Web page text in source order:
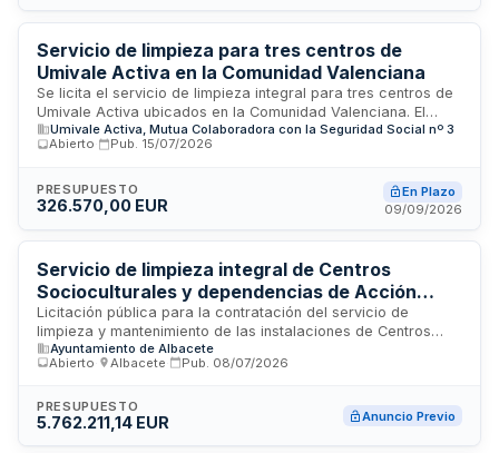
las dependencias municipales mediante un servicio
profesionalizado y de calidad.
Servicio de limpieza para tres centros de
Umivale Activa en la Comunidad Valenciana
Se licita el servicio de limpieza integral para tres centros de
Umivale Activa ubicados en la Comunidad Valenciana. El
servicio incluye limpieza ordinaria y desinfección de las
instalaciones, con formación del personal en métodos de
adjudicataria deberá subrogar el personal existente
conforme a los convenios colectivos aplicables y disponer
continua del servicio.
Umivale Activa, Mutua Colaboradora con la Seguridad Social nº 3
Abierto
Pub. 15/07/2026
PRESUPUESTO
326.570,00 EUR
En Plazo
09/09/2026
Servicio de limpieza integral de Centros
Socioculturales y dependencias de Acción
Social del Ayuntamiento de Albacete
Licitación pública para la contratación del servicio de
limpieza y mantenimiento de las instalaciones de Centros
Socioculturales y otras dependencias vinculadas al Servicio
de Acción Social del Ayuntamiento de Albacete. El contrato
conservación de espacios destinados a prestación de
servicios sociales y actividades comunitarias. La empresa
Ayuntamiento de Albacete
Abierto
Albacete Pub. 08/07/2026
PRESUPUESTO
5.762.211,14 EUR Anuncio Previo